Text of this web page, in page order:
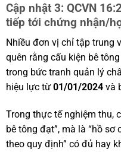
Cập nhật 3: QCVN
tiếp tới chứng nhận/
Nhiều đơn vị chỉ tập trung
quên rằng cấu kiện bê
trong bức tranh quản lý
hiệu lực từ 01/01/2024và
Trong thực tế nghiệm thu,
bê tông đạt”, mà là “hồ
theo quy định” có đủ hay